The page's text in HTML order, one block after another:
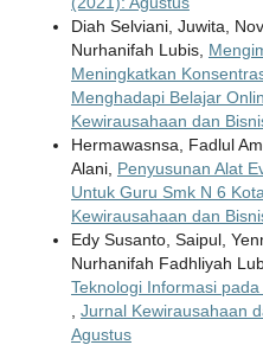
Diah Selviani, Juwita,
Nurhanifah Lubis,
Meningkatkan
Menghadapi Belajar
Kewirausahaan dan
Hermawasnsa, Fadlul
Alani, Penyusunan Alat
Untuk Guru Smk N 6
Kewirausahaan dan
Edy Susanto, Saipul,
Nurhanifah Fadhliyah
Teknologi Informasi
Jurnal Kewirausahaan
Agustus